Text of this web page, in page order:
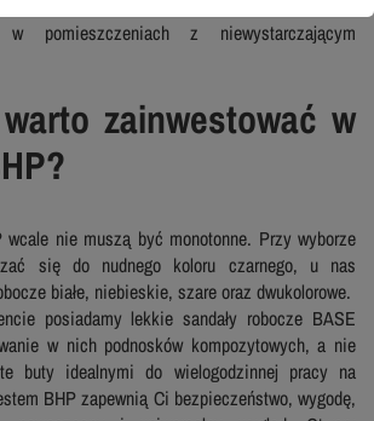
pomieszczeniach z niewystarczającym
zainwestować w
wcale nie muszą być monotonne. Przy wyborze
się do nudnego koloru czarnego, u nas
białe, niebieskie, szare oraz dwukolorowe.
posiadamy lekkie sandały robocze BASE
w nich podnosków kompozytowych, a nie
buty idealnymi do wielogodzinnej pracy na
BHP zapewnią Ci bezpieczeństwo, wygodę,